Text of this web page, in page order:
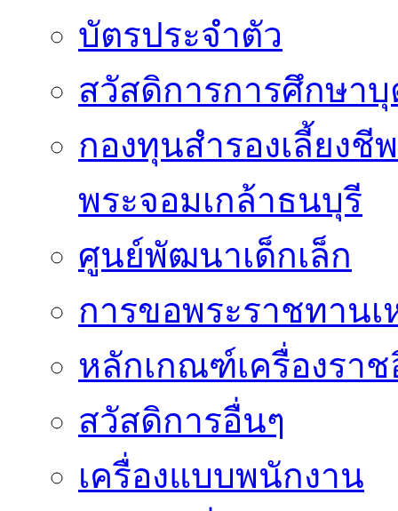
บัตรประจำตัว
สวัสดิการการศึกษาบุ
กองทุนสำรองเลี้ยง
พระจอมเกล้าธนบุรี
ศูนย์พัฒนาเด็กเล็ก
การขอพระราชทาน
หลักเกณฑ์เครื่องรา
สวัสดิการอื่นๆ
เครื่องแบบพนักงาน